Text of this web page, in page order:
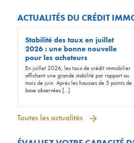
ACTUALITÉS DU CRÉDIT
Stabilité des taux en juillet
2026 : une bonne nouvelle
pour les acheteurs
En juillet 2026, les taux de crédit immobilier
affichent une grande stabilité par rapport au
mois de juin. Après les hausses de 5 points de
base observées […]
Toutes les actualités